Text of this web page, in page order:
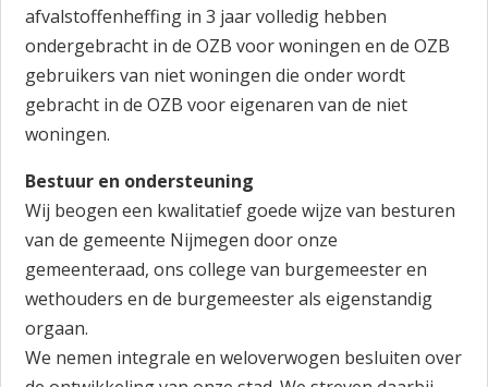
afvalstoffenheffing in 3 jaar volledig hebben
ondergebracht in de OZB voor woningen en de OZB
gebruikers van niet woningen die onder wordt
gebracht in de OZB voor eigenaren van de niet
woningen.
Bestuur en ondersteuning
Wij beogen een kwalitatief goede wijze van besturen
van de gemeente Nijmegen door onze
gemeenteraad, ons college van burgemeester en
wethouders en de burgemeester als eigenstandig
orgaan.
We nemen integrale en weloverwogen besluiten over